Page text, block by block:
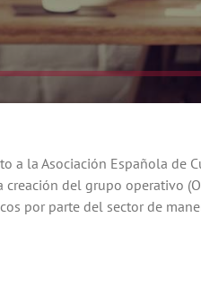
la Asociación Española de
del grupo operativo
por parte del sector de